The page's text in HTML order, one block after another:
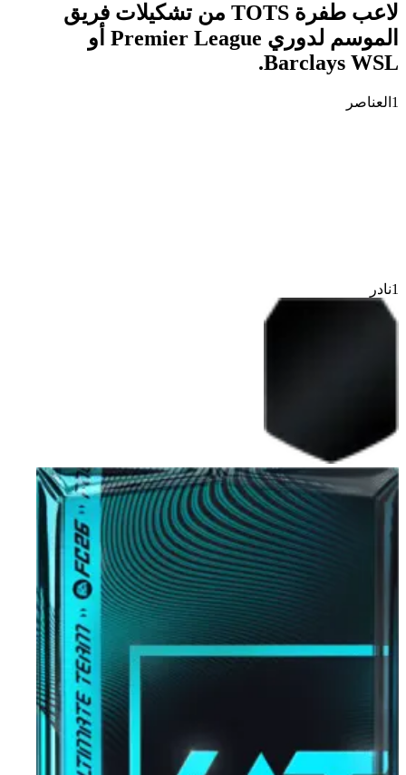
لاعب طفرة TOTS من تشكيلات فريق
الموسم لدوري Premier League أو
Barclays WSL.
1 العناصر
1نادر